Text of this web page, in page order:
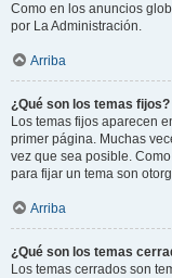
Como en los anuncios
por La Administración.
Arriba
¿Qué son los temas fijos?
Los temas fijos aparecen
primer página. Muchas
vez que sea posible.
para fijar un tema son
Arriba
¿Qué son los temas
Los temas cerrados son